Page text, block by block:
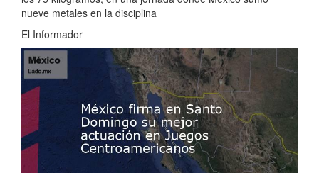
nueve metales en la disciplina
El Informador